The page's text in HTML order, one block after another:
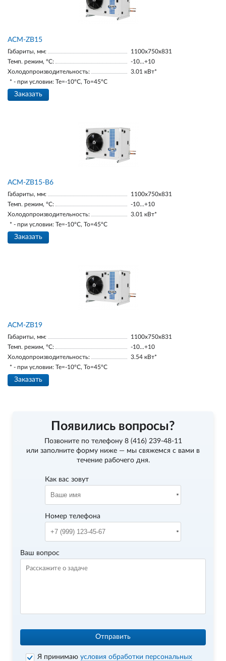
ACM-ZB15
Габариты, мм:
1100х750х831
Темп. режим, °С:
-10…+10
Холодопроизводительность:
3.01 кВт*
* - при условии: Te=-10ºC, To=45ºC
Заказать
ACM-ZB15-В6
Габариты, мм:
1100х750х831
Темп. режим, °С:
-10…+10
Холодопроизводительность:
3.01 кВт*
* - при условии: Te=-10ºC, To=45ºC
Заказать
ACM-ZB19
Габариты, мм:
1100х750х831
Темп. режим, °С:
-10...+10
Холодопроизводительность:
3.54 кВт*
* - при условии: Te=-10ºC, To=45ºC
Заказать
Появились вопросы?
Позвоните по телефону 8 (416) 239-48-11
или заполните форму ниже — мы свяжемся с вами в
течение рабочего дня.
Как вас зовут
Номер телефона
Ваш вопрос
Отправить
Я принимаюусловия обработки персональных